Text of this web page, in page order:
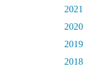
2021
2020
2019
2018